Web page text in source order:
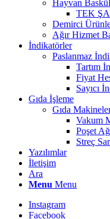
Hayvan
TEK
Demirci
Ağır Hizmet
İndikatörler
Paslanmaz
Tartım
Fiyat
Sayıcı
Gıda İşleme
Gıda
Vakum
Poşet
Streç
Yazılımlar
İletişim
Ara
Menu Menu
Instagram
Facebook